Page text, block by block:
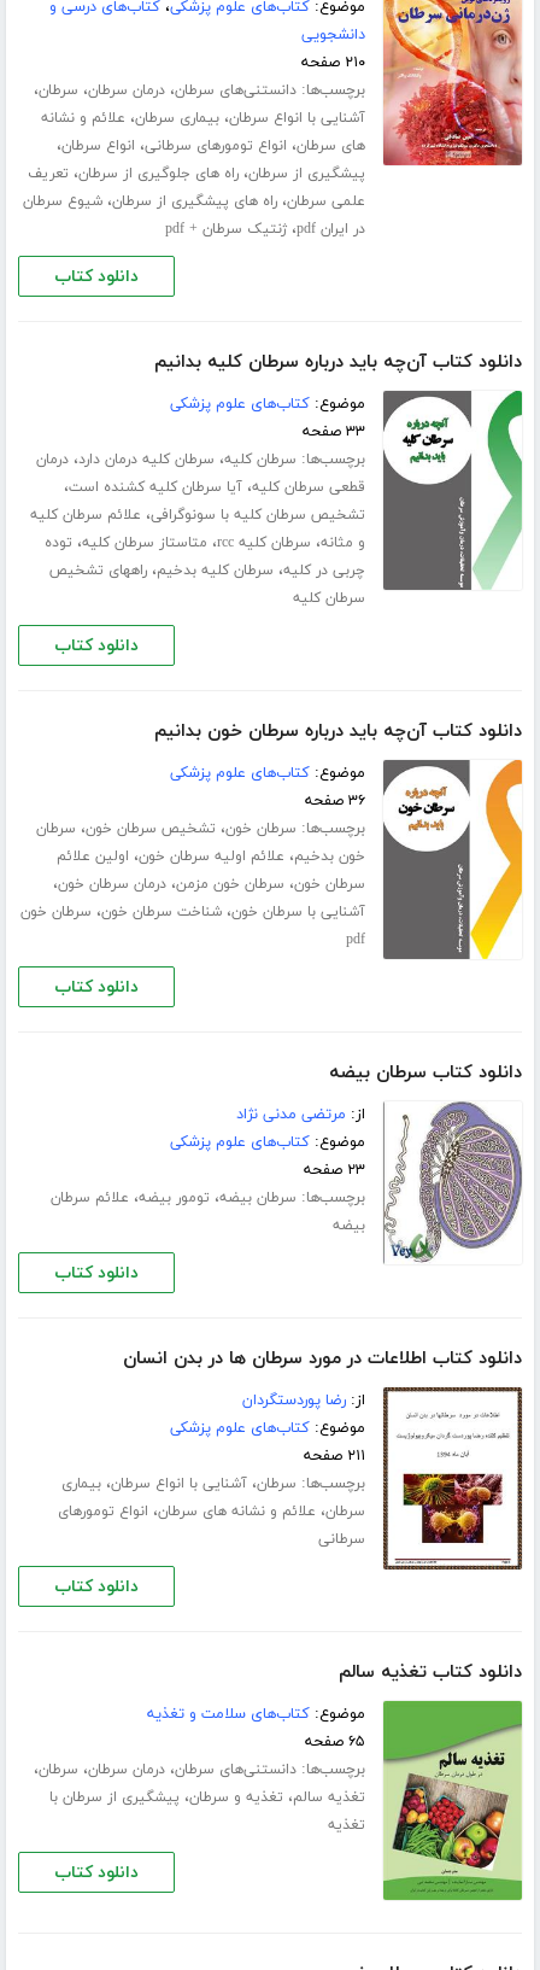
موضوع:کتاب‌های علوم پزشکی،کتاب‌های درسی و
دانشجویی
۲۱۰ صفحه
برچسب‌ها:دانستنی‌های سرطان،درمان سرطان، سرطان،
آشنایی با انواع سرطان،بیماری سرطان، علائم و نشانه
های سرطان، انواع تومورهای سرطانی، انواع سرطان،
پیشگیری از سرطان،راه های جلوگیری از سرطان، تعریف
علمی سرطان،راه های پیشگیری از سرطان،شیوع سرطان
در ایران pdf
،ژنتیک سرطان + pdf
دانلود کتاب
دانلود کتاب آن‌چه باید درباره سرطان کلیه بدانیم
موضوع:کتاب‌های علوم پزشکی
۳۳ صفحه
برچسب‌ها: سرطان کلیه، سرطان کلیه درمان دارد،درمان
قطعی سرطان کلیه،آیا سرطان کلیه کشنده است،
تشخیص سرطان کلیه با سونوگرافی، علائم سرطان کلیه
و مثانه، سرطان کلیه rcc ، متاستاز سرطان کلیه، توده
چربی در کلیه، سرطان کلیه بدخیم،راههای تشخیص
سرطان کلیه
دانلود کتاب
دانلود کتاب آن‌چه باید درباره سرطان خون بدانیم
موضوع:کتاب‌های علوم پزشکی
۳۶ صفحه
برچسب‌ها: سرطان خون، تشخیص سرطان خون، سرطان
خون بدخیم، علائم اولیه سرطان خون، اولین علائم
سرطان خون، سرطان خون مزمن،درمان سرطان خون،
آشنایی با سرطان خون،شناخت سرطان خون، سرطان خون
pdf
دانلود کتاب
دانلود کتاب سرطان بیضه
از: مرتضی مدنی نژاد
موضوع:کتاب‌های علوم پزشکی
۲۳ صفحه
برچسب‌ها: سرطان بیضه، تومور بیضه، علائم سرطان
بیضه
دانلود کتاب
دانلود کتاب اطلاعات در مورد سرطان ها در بدن انسان
از:رضا پوردستگردان
موضوع:کتاب‌های علوم پزشکی
۲۱۱ صفحه
برچسب‌ها: سرطان،آشنایی با انواع سرطان،بیماری
سرطان، علائم و نشانه های سرطان، انواع تومورهای
سرطانی
دانلود کتاب
دانلود کتاب تغذیه سالم
موضوع:کتاب‌های سلامت و تغذیه
۶۵ صفحه
برچسب‌ها:دانستنی‌های سرطان،درمان سرطان، سرطان،
تغذیه سالم، تغذیه و سرطان، پیشگیری از سرطان با
تغذیه
دانلود کتاب